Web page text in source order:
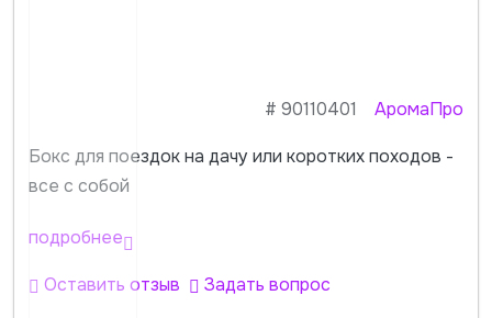
#90110401 АромаПро
Бокс для поездок на дачу или коротких походов -
все с собой
подробнее
Оставить отзыв Задать вопрос